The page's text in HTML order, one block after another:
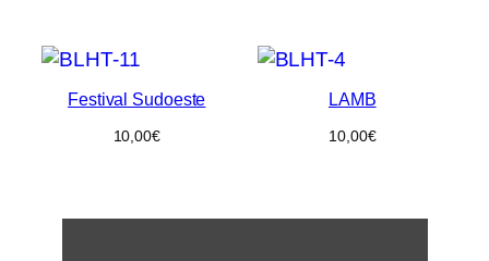
Festival Sudoeste
10,00€
LAMB
10,00€